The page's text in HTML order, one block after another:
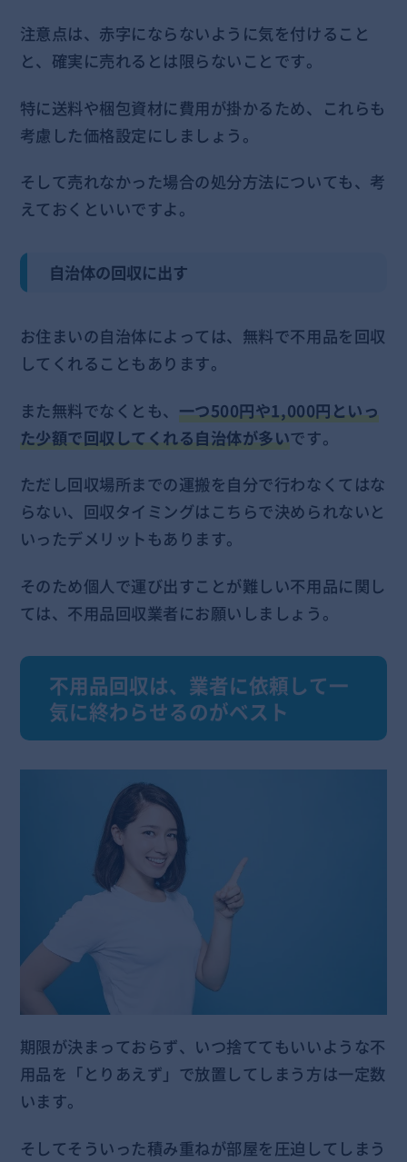
注意点は、赤字にならないように気を付けること
と、確実に売れるとは限らないことです。
特に送料や梱包資材に費用が掛かるため、これらも
考慮した価格設定にしましょう。
そして売れなかった場合の処分方法についても、考
えておくといいですよ。
自治体の回収に出す
お住まいの自治体によっては、無料で不用品を回収
してくれることもあります。
また無料でなくとも、 一つ500円や1,000円といっ
た少額で回収してくれる自治体が多いです。
ただし回収場所までの運搬を自分で行わなくてはな
らない、回収タイミングはこちらで決められないと
いったデメリットもあります。
そのため個人で運び出すことが難しい不用品に関し
ては、不用品回収業者にお願いしましょう。
不用品回収は、業者に依頼して一
気に終わらせるのがベスト
期限が決まっておらず、いつ捨ててもいいような不
用品を「とりあえず」で放置してしまう方は一定数
います。
そしてそういった積み重ねが部屋を圧迫してしまう